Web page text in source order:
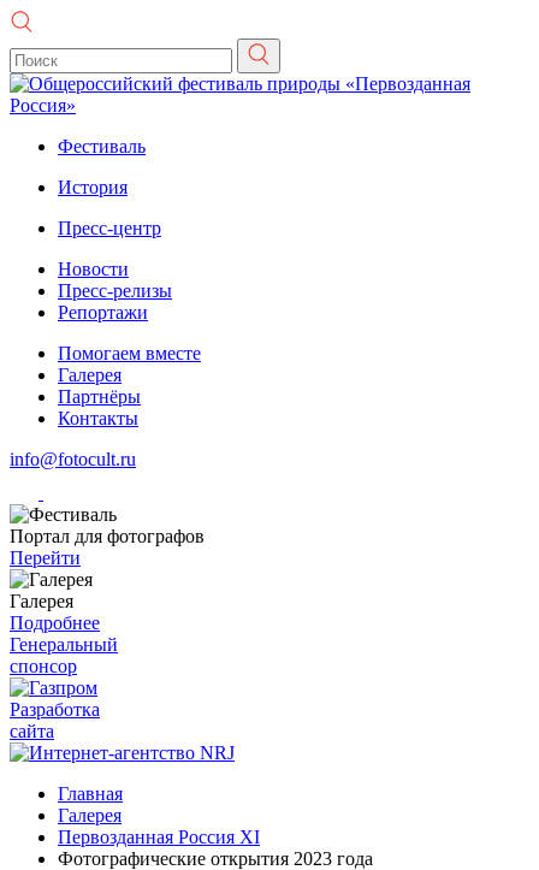
Фестиваль
История
Пресс-центр
Новости
Пресс-релизы
Репортажи
Помогаем вместе
Галерея
Партнёры
Контакты
info@fotocult.ru
Портал для фотографов
Перейти
Галерея
Подробнее
Генеральный
спонсор
Разработка
сайта
Главная
Галерея
Первозданная Россия XI
Фотографические открытия 2023 года